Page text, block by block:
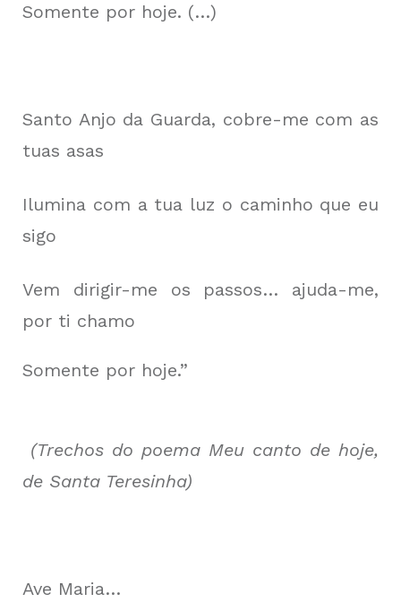
Somente por hoje. (…)
Santo Anjo da Guarda, cobre-me com as
tuas asas
Ilumina com a tua luz o caminho que eu
sigo
Vem dirigir-me os passos… ajuda-me,
por ti chamo
Somente por hoje.”
(Trechos do poema Meu canto de hoje,
de Santa Teresinha)
Ave Maria…